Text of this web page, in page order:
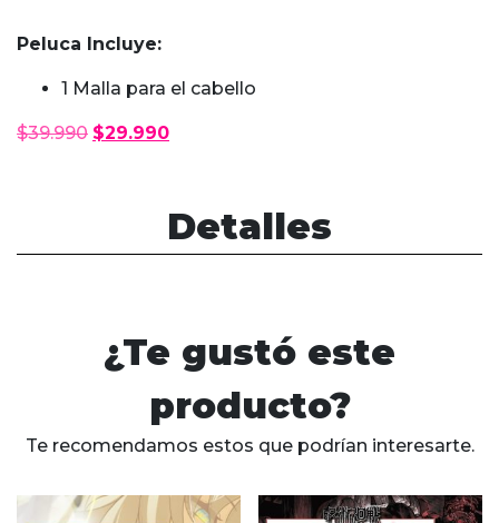
$39.990 El
$29.990El
es:
$29.990.
Peluca Incluye:
1 Malla para el cabello
Detalles
¿Te gustó este
producto?
Te recomendamos estos que podrían interesarte.